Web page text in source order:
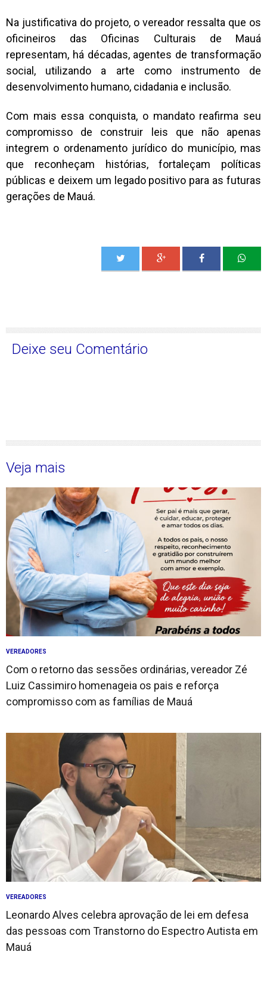
Na justificativa do projeto, o vereador ressalta que os
oficineiros das Oficinas Culturais de Mauá
representam, há décadas, agentes de transformação
social, utilizando a arte como instrumento de
desenvolvimento humano, cidadania e inclusão.
Com mais essa conquista, o mandato reafirma seu
compromisso de construir leis que não apenas
integrem o ordenamento jurídico do município, mas
que reconheçam histórias, fortaleçam políticas
públicas e deixem um legado positivo para as futuras
gerações de Mauá.
Deixe seu Comentário
Veja mais
VEREADORES
Com o retorno das sessões ordinárias, vereador Zé
Luiz Cassimiro homenageia os pais e reforça
compromisso com as famílias de Mauá
VEREADORES
Leonardo Alves celebra aprovação de lei em defesa
das pessoas com Transtorno do Espectro Autista em
Mauá